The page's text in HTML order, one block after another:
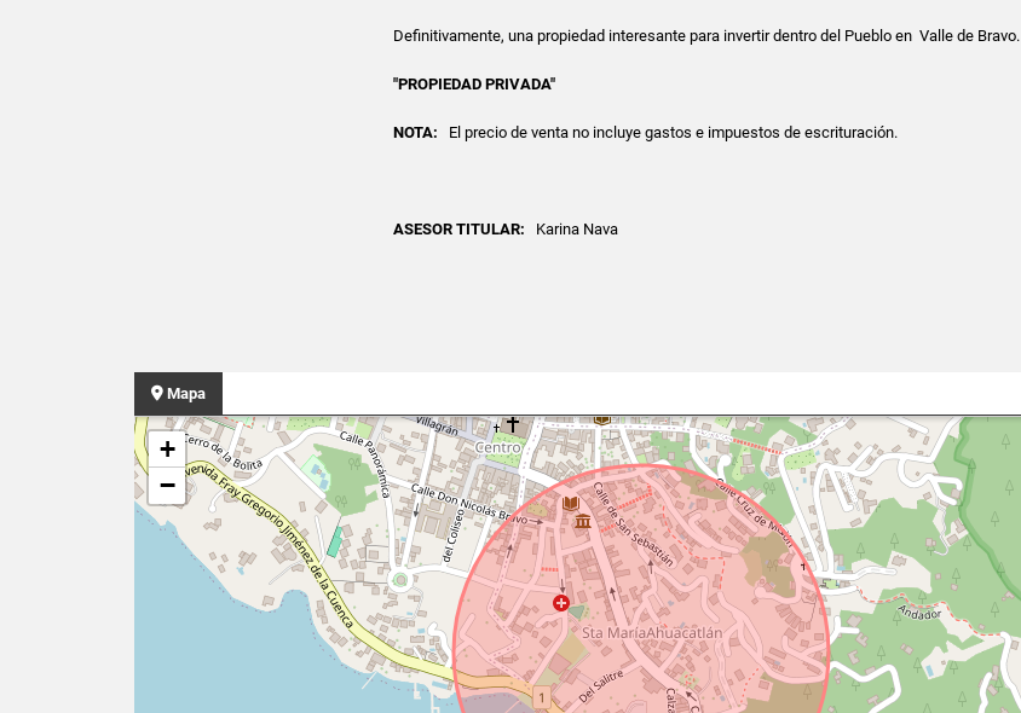
Definitivamente, una propiedad interesante para invertir dentro del Pueblo en Valle de Bravo.
"PROPIEDAD PRIVADA"
NOTA: El precio de venta no incluye gastos e impuestos de escrituración.
ASESOR TITULAR: Karina Nava
Mapa
+
−